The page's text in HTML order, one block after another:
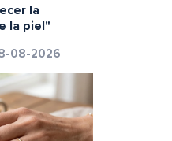
la
la piel"
08-2026